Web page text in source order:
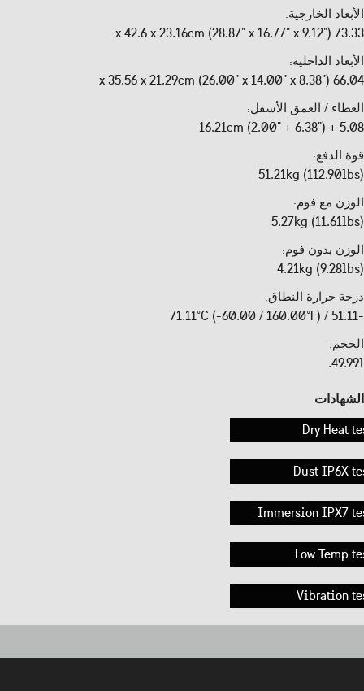
الأبعاد الخارجية:
73.33 x 42.6 x 23.16cm (28.87" x 16.77" x 9.12")
الأبعاد الداخلية:
66.04 x 35.56 x 21.29cm (26.00" x 14.00" x 8.38")
الغطاء / العمق الأسفل:
5.08 + 16.21cm (2.00" + 6.38")
قوة الدفع:
51.21kg (112.90lbs)
الوزن مع فوم:
5.27kg (11.61lbs)
الوزن بدون فوم:
4.21kg (9.28lbs)
درجة حرارة النطاق:
-51.11 / 71.11°C (-60.00 / 160.00°F)
الحجم:
49.99l.
الشهادات
Dry Heat
Dust IP6X
Immersion IPX7
Low Temp
Vibration